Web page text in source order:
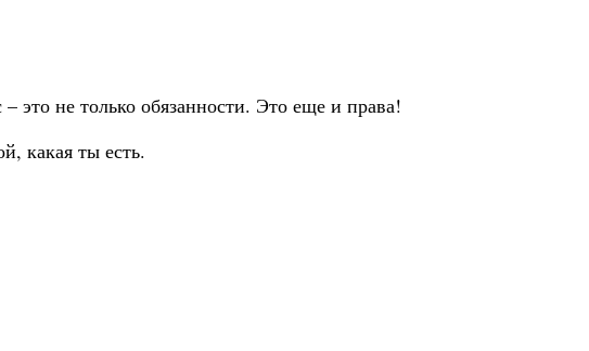
это не только обязанности. Это еще и права!
какая ты есть.